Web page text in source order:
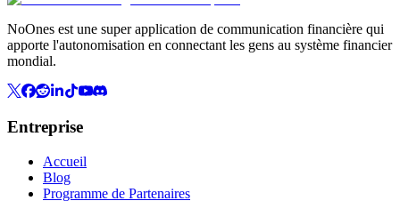
NoOnes est une super application de communication financière qui
apporte l'autonomisation en connectant les gens au système financier
mondial.
Entreprise
Accueil
Blog
Programme de Partenaires